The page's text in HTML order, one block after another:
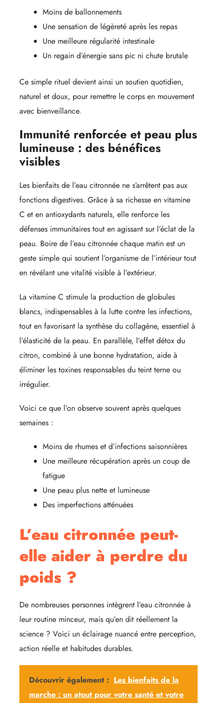
Moins de ballonnements
Une sensation de légèreté après les repas
Une meilleure régularité intestinale
Un regain d’énergie sans pic ni chute brutale
Ce simple rituel devient ainsi un soutien quotidien,
naturel et doux, pour remettre le corps en mouvement
avec bienveillance.
Immunité renforcée et peau plus
lumineuse : des bénéfices
visibles
Les bienfaits de l’eau citronnée ne s’arrêtent pas aux
fonctions digestives. Grâce à sa richesse en vitamine
C et en antioxydants naturels, elle renforce les
défenses immunitaires tout en agissant sur l’éclat de la
peau. Boire de l’eau citronnée chaque matin est un
geste simple qui soutient l’organisme de l’intérieur tout
en révélant une vitalité visible à l’extérieur.
La vitamine C stimule la production de globules
blancs, indispensables à la lutte contre les infections,
tout en favorisant la synthèse du collagène, essentiel à
l’élasticité de la peau. En parallèle, l’effet détox du
citron, combiné à une bonne hydratation, aide à
éliminer les toxines responsables du teint terne ou
irrégulier.
Voici ce que l’on observe souvent après quelques
semaines :
Moins de rhumes et d’infections saisonnières
Une meilleure récupération après un coup de
fatigue
Une peau plus nette et lumineuse
Des imperfections atténuées
L’eau citronnée peut-
elle aider à perdre du
poids ?
De nombreuses personnes intègrent l’eau citronnée à
leur routine minceur, mais qu’en dit réellement la
science ? Voici un éclairage nuancé entre perception,
action réelle et habitudes durables.
Découvrir également : Les bienfaits de la
marche : un atout pour votre santé et votre